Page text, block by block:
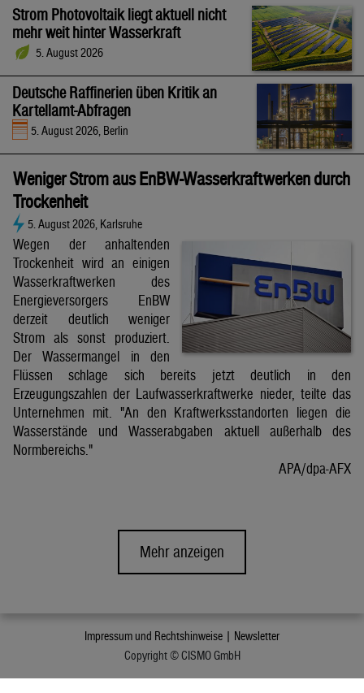
Strom Photovoltaik liegt aktuell nicht
mehr weit hinter Wasserkraft
5. August 2026
Deutsche Raffinerien üben Kritik an
Kartellamt-Abfragen
5. August 2026, Berlin
Weniger Strom aus EnBW-Wasserkraftwerken durch
Trockenheit
5. August 2026, Karlsruhe
Wegen der anhaltenden
Trockenheit wird an einigen
Wasserkraftwerken des
Energieversorgers EnBW
derzeit deutlich weniger
Strom als sonst produziert.
Der Wassermangel in den
Flüssen schlage sich bereits jetzt deutlich in den
Erzeugungszahlen der Laufwasserkraftwerke nieder, teilte das
Unternehmen mit. "An den Kraftwerksstandorten liegen die
Wasserstände und Wasserabgaben aktuell außerhalb des
Normbereichs."
APA/dpa-AFX
Mehr anzeigen
Impressum und Rechtshinweise | Newsletter
Copyright © CISMO GmbH